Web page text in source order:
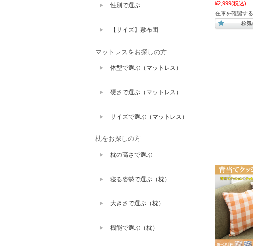
¥2,999(税込)
在庫を確認する
性別で選ぶ
【サイズ】敷布団
マットレスをお探しの方
体型で選ぶ（マットレス）
硬さで選ぶ（マットレス）
サイズで選ぶ（マットレス）
枕をお探しの方
枕の高さで選ぶ
寝る姿勢で選ぶ（枕）
大きさで選ぶ（枕）
機能で選ぶ（枕）